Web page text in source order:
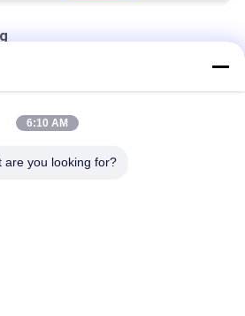
thông minh với lõi siêu mỏng
6:10 AM
are you looking for?